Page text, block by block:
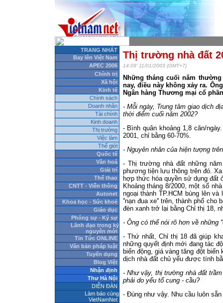
TRANG NHẤT
Bay lên Việt Nam
APEC 2006
Chính trị
Xã hội
Kinh tế
Chính sách
Doanh nhân
Tài chính
Kinh doanh
Thị trường
Việc làm
Thế giới
Quốc tế
Văn hoá
Giải trí
Thể thao
CNTT - Viễn thông
Autonet
Khoa học - Sức khoẻ
Giáo dục
Phóng sự - Ký sự
Lãnh đạo trong kỷ
nguyên mới
Tin Tức ONLINE
Văn bản pháp luật
Tuyển dụng
Blog Việt
Nhận định
Thư Hà Nội
DIỄN ĐÀN
Làm báo cùng
VietNamNet
Thị trường nhà đất
14:09' 11/01/2003 (GMT+7)
Những tháng cuối năm
nay, điều này không xảy ra.
Ngân hàng Thương mại cổ
- Mỗi ngày, Trung tâm giao dịch
thời điểm cuối năm 2002?
- Bình quân khoảng 1,8 căn/
2001, chỉ bằng 60-70%.
- Nguyên nhân của hiện tượng
- Thị trường nhà đất những
phương tiện lưu thông trên đó.
hợp thức hóa quyền sử dụng đất
Khoảng tháng 8/2000, một số
ngoại thành TP.HCM bùng lên
''nạn đua xe'' trên, thành phố cho
đèn xanh trở lại bằng Chỉ thị 18,
- Ông có thể nói rõ hơn về những
- Thứ nhất, Chỉ thị 18 đã giúp
những quyết định mới đang tác
biến động, giá vàng tăng đột
dịch nhà đất chủ yếu được tính
- Như vậy, thị trường nhà đất
phải do yếu tố cung - cầu?
- Đúng như vậy. Nhu cầu luôn